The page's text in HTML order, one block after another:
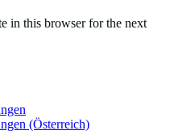
in this browser for the next
(Österreich)